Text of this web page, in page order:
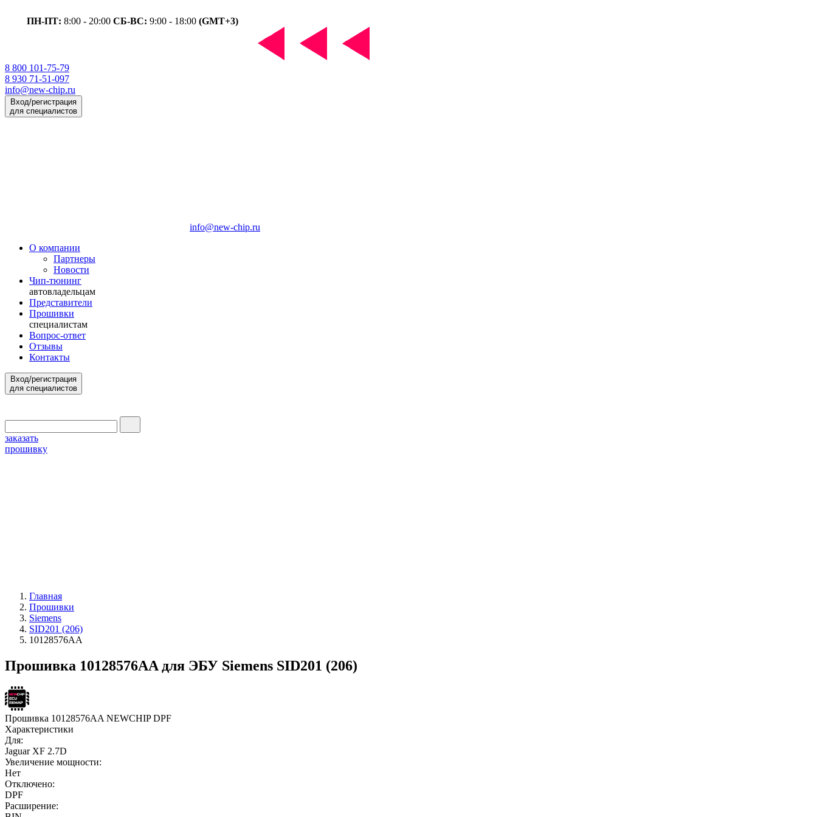
ПН-ПТ: 8:00 - 20:00 СБ-ВС: 9:00 - 18:00 (GMT+3)
8 800 101-75-79
8 930 71-51-097
info@new-chip.ru
Вход/регистрация
для специалистов
info@new-chip.ru
О компании
Партнеры
Новости
Чип-тюнинг
автовладельцам
Представители
Прошивки
специалистам
Вопрос-ответ
Отзывы
Контакты
Вход/регистрация
для специалистов
заказать
прошивку
Главная
Прошивки
Siemens
SID201 (206)
10128576AA
Прошивка 10128576AA для ЭБУ Siemens SID201 (206)
Прошивка 10128576AA NEWCHIP DPF
Характеристики
Для:
Jaguar XF 2.7D
Увеличение мощности:
Нет
Отключено:
DPF
Расширение: